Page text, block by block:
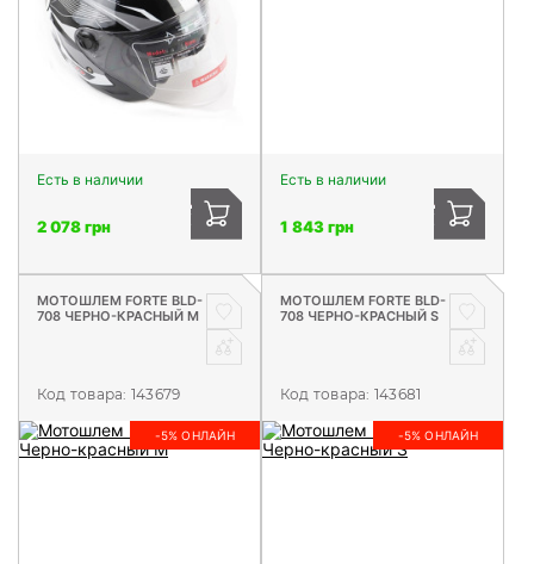
Есть в наличии
2 078 грн
Есть в наличии
1 843 грн
МОТОШЛЕМ FORTE BLD-
708 ЧЕРНО-КРАСНЫЙ M
Код товара: 143679
-5% ОНЛАЙН
МОТОШЛЕМ FORTE BLD-
708 ЧЕРНО-КРАСНЫЙ S
Код товара: 143681
-5% ОНЛАЙН